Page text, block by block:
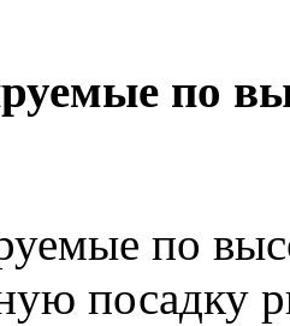
по
по
посадку